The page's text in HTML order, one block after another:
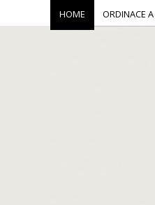
HOME ORDINACE